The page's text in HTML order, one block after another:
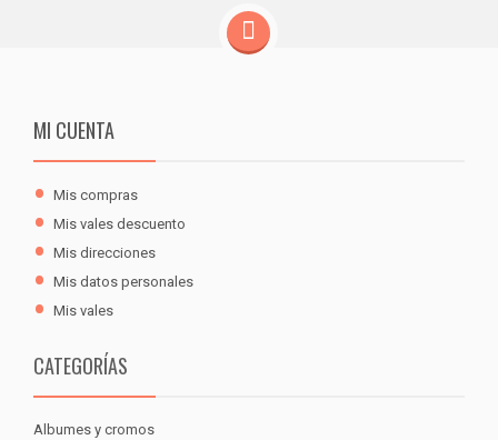
MI CUENTA
Mis compras
Mis vales descuento
Mis direcciones
Mis datos personales
Mis vales
CATEGORÍAS
Albumes y cromos